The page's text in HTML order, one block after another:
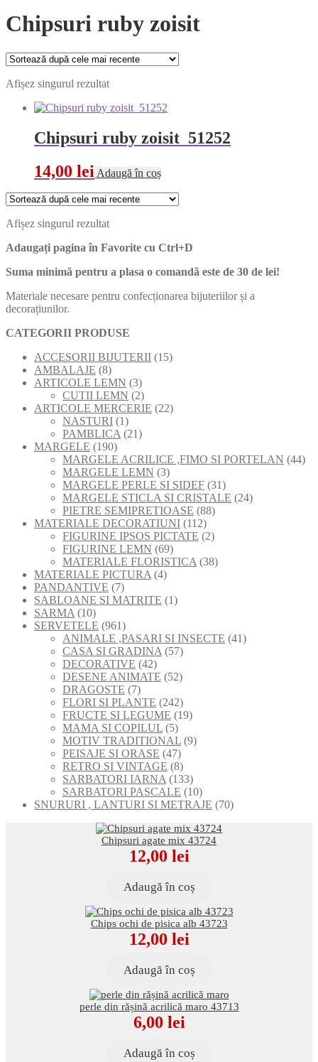
Chipsuri ruby zoisit
Afișez singurul rezultat
Chipsuri ruby zoisit 51252
14,00 lei Adaugă în coș
Afișez singurul rezultat
Adaugați pagina în Favorite cu Ctrl+D
Suma minimă pentru a plasa o comandă este de 30 de lei!
Materiale necesare pentru confecționarea bijuteriilor și a
decorațiunilor.
CATEGORII PRODUSE
ACCESORII BIJUTERII 1515
AMBALAJE 88
produse
ARTICOLE LEMN 33
produse
CUTII LEMN 22
produse
ARTICOLE MERCERIE 2222
NASTURI 11
produs
PAMBLICA 2121
produse
MARGELE 190190
de
produse
MARGELE ACRILICE ,FIMO SI PORTELAN 4444
MARGELE LEMN 33
produse
MARGELE PERLE SI SIDEF 3131
de
MARGELE STICLA SI CRISTALE 2424
PIETRE SEMIPRETIOASE 8888
produse
MATERIALE DECORATIUNI 112112
produse
FIGURINE IPSOS PICTATE 22
FIGURINE LEMN 6969
de
MATERIALE FLORISTICA 3838
MATERIALE PICTURA 44
PANDANTIVE 77
produse
SABLOANE SI MATRITE 11
SARMA 1010
produse
SERVETELE 961961
de
produse
ANIMALE ,PASARI SI INSECTE 4141
CASA SI GRADINA 5757
produse
DECORATIVE 4242
de
DESENE ANIMATE 5252
produse
DRAGOSTE 77
produse
FLORI SI PLANTE 242242
de
FRUCTE SI LEGUME 1919
MAMA SI COPILUL 55
produse
MOTIV TRADITIONAL 99
PEISAJE SI ORASE 4747
de
produse
RETRO SI VINTAGE 88
produse
SARBATORI IARNA 133133
de
produse
SARBATORI PASCALE 1010
produse
SNURURI , LANTURI SI METRAJE 7070
Chipsuri agate mix 43724
12,00 lei
Adaugă în coș
Chips ochi de pisica alb 43723
12,00 lei
Adaugă în coș
perle din rășină acrilică maro 43713
6,00 lei
Adaugă în coș